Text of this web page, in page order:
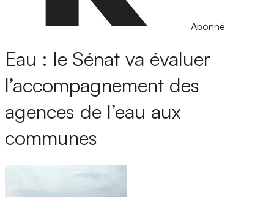
Abonné
Eau : le Sénat va évaluer
l’accompagnement des
agences de l’eau aux
communes